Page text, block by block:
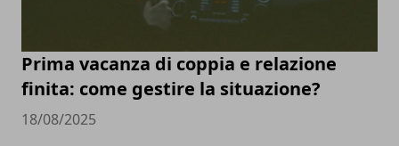
Prima vacanza di coppia e relazione
finita: come gestire la situazione?
18/08/2025